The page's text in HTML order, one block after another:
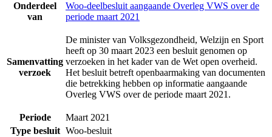
Onderdeel
van
Woo-deelbesluit aangaande Overleg VWS over de
periode maart 2021
Samenvatting
verzoek
De minister van Volksgezondheid, Welzijn en Sport
heeft op 30 maart 2023 een besluit genomen op
verzoeken in het kader van de Wet open overheid.
Het besluit betreft openbaarmaking van documenten
die betrekking hebben op informatie aangaande
Overleg VWS over de periode maart 2021.
Periode
Maart 2021
Type besluit Woo-besluit